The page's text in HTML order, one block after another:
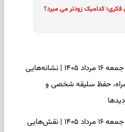
فکری؛ کدامیک زودتر می میرد؟
فال اسم امروز جمعه ۱۶ مرداد ۱۴۰۵ | نشانه‌هایی
حفظ سلیقه شخصی و
فال چای امروز جمعه ۱۶ مرداد ۱۴۰۵ | نقش‌هایی